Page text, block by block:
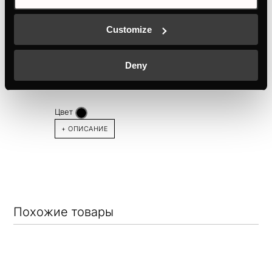
Customize
Deny
KMI8560.0SR
Индукционная варочная панель шириной 80 см
с вытяжкой и 1 объединяемой зоной
Цвет
+ ОПИСАНИЕ
Похожие товары